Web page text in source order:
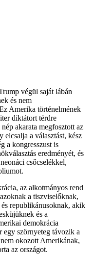
végül saját lábán
és nem
Amerika történelmének
diktátort térdre
akarata megfosztott az
a választást, kész
a kongresszust is
eredményét, és
csőcselékkel,
az alkotmányos rend
a tiszviselőknak,
republikánusoknak, akik
és a
demokrácia
egy szörnyeteg távozik a
okozott Amerikának,
az országot.